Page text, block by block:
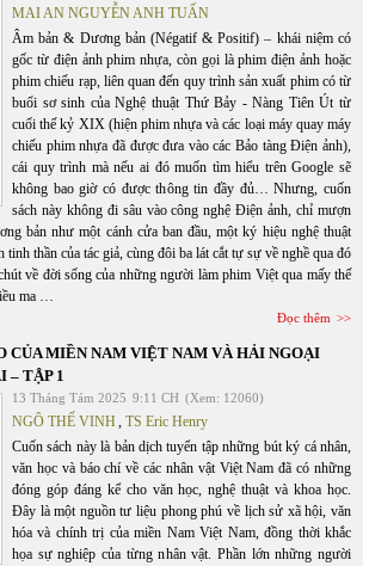
MAI AN NGUYỄN ANH TUẤN
Âm bản & Dương bản (Négatif & Positif) – khái niệm có
gốc từ điện ảnh phim nhựa, còn gọi là phim điện ảnh hoặc
phim chiếu rạp, liên quan đến quy trình sản xuất phim có từ
buổi sơ sinh của Nghệ thuật Thứ Bảy - Nàng Tiên Út từ
cuối thế kỷ XIX (hiện phim nhựa và các loại máy quay máy
chiếu phim nhựa đã được đưa vào các Bảo tàng Điện ảnh),
cái quy trình mà nếu ai đó muốn tìm hiểu trên Google sẽ
không bao giờ có được thông tin đầy đủ… Nhưng, cuốn
sách này không đi sâu vào công nghệ Điện ảnh, chỉ mượn
bản như một cánh cửa ban đầu, một ký hiệu nghệ thuật
tinh thần của tác giả, cùng đôi ba lát cắt tự sự về nghề qua đó
về đời sống của những người làm phim Việt qua mấy thế
ma …
Đọc thêm
CỦA MIỀN NAM VIỆT NAM VÀ HẢI NGOẠI
– TẬP 1
13 Tháng Tám 2025 9:11 CH (Xem: 12060)
NGÔ THẾ VINH, TS Eric Henry
Cuốn sách này là bản dịch tuyển tập những bút ký cá nhân,
văn học và báo chí về các nhân vật Việt Nam đã có những
đóng góp đáng kể cho văn học, nghệ thuật và khoa học.
Đây là một nguồn tư liệu phong phú về lịch sử xã hội, văn
hóa và chính trị của miền Nam Việt Nam, đồng thời khắc
họa sự nghiệp của từng nhân vật. Phần lớn những người